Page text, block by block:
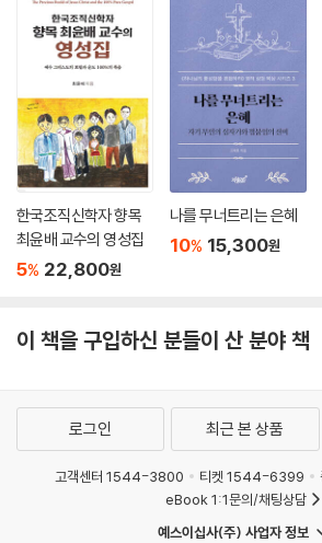
--- 「10. 나라와 권세와 영광이 아버지께 영원히
기도는 시작이지 끝이 아닙니다. 기도하고 기도
우리의 기도는 비로소 능력의 기도가 됩니다. 이
요한 ‘삶의 기도’입니다.
--- 「11. 기도의 능력을 더하는 기도 습관」 중에서
잘 살펴보면, 주기도문은 우리의 삶에서 많은 순
니다. 참된 기도는 무릎을 꿇는 데서 시작하여 삶
--- 「나가는 글」 중에서
한국조직신학자 향목
최윤배 교수의 영성집
5% 22,800원
나를 무너트리는 은혜
10% 15,300원
이 책을 구입하신 분들이 산 분야 책
로그인 최근 본 상품
고객센터 1544-3800 티켓 1544-6399
eBook 1:1문의/채팅상담
예스이십사(주) 사업자 정보